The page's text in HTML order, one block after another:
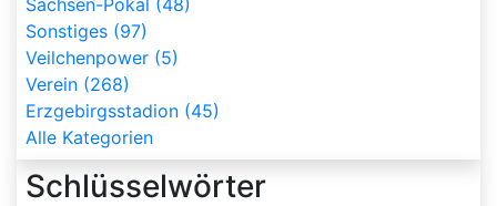
Sonstiges (97)
Veilchenpower (5)
Verein (268)
Erzgebirgsstadion (45)
Alle Kategorien
Schlüsselwörter